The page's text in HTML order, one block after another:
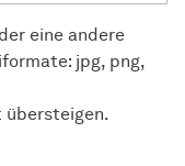
eine andere
jpg, png,
übersteigen.